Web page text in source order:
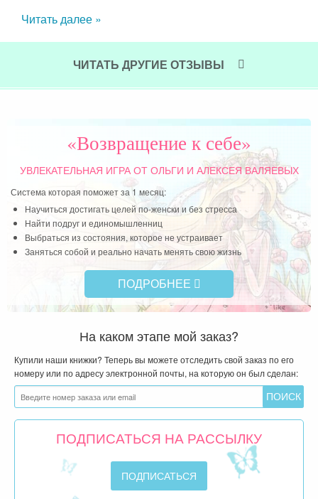
и
Читать далее »
ЧИТАТЬ ДРУГИЕ ОТЗЫВЫ
«Возвращение к себе»
УВЛЕКАТЕЛЬНАЯ ИГРАОТ ОЛЬГИ И АЛЕКСЕЯ ВАЛЯЕВЫХ
Система которая поможет за 1 месяц:
Научиться достигать целей по-женски и без стресса
Найти подруг и единомышленниц
Выбраться из состояния, которое не устраивает
Заняться собой и реально начать менять свою жизнь
ПОДРОБНЕЕ
На каком этапе мой заказ?
Купили наши книжки? Теперь вы можете отследить свой заказ по его
номеру или по адресу электронной почты, на которую он был сделан:
ПОДПИСАТЬСЯ НА РАССЫЛКУ